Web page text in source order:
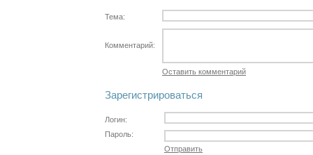
Тема:
Комментарий:
Оставить комментарий
Зарегистрироваться
Логин:
Пароль:
Отправить